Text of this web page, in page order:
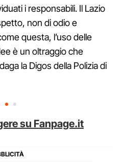
i responsabili. Il Lazio
non di odio e
questa, l’uso delle
è un oltraggio che
la Digos della Polizia di
su Fanpage.it